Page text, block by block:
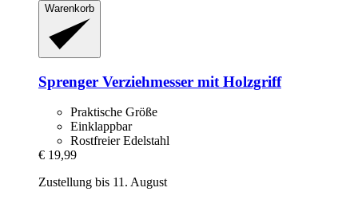
Warenkorb
Sprenger Verziehmesser mit Holzgriff
Praktische Größe
Einklappbar
Rostfreier Edelstahl
€ 19,99
Zustellung bis 11. August